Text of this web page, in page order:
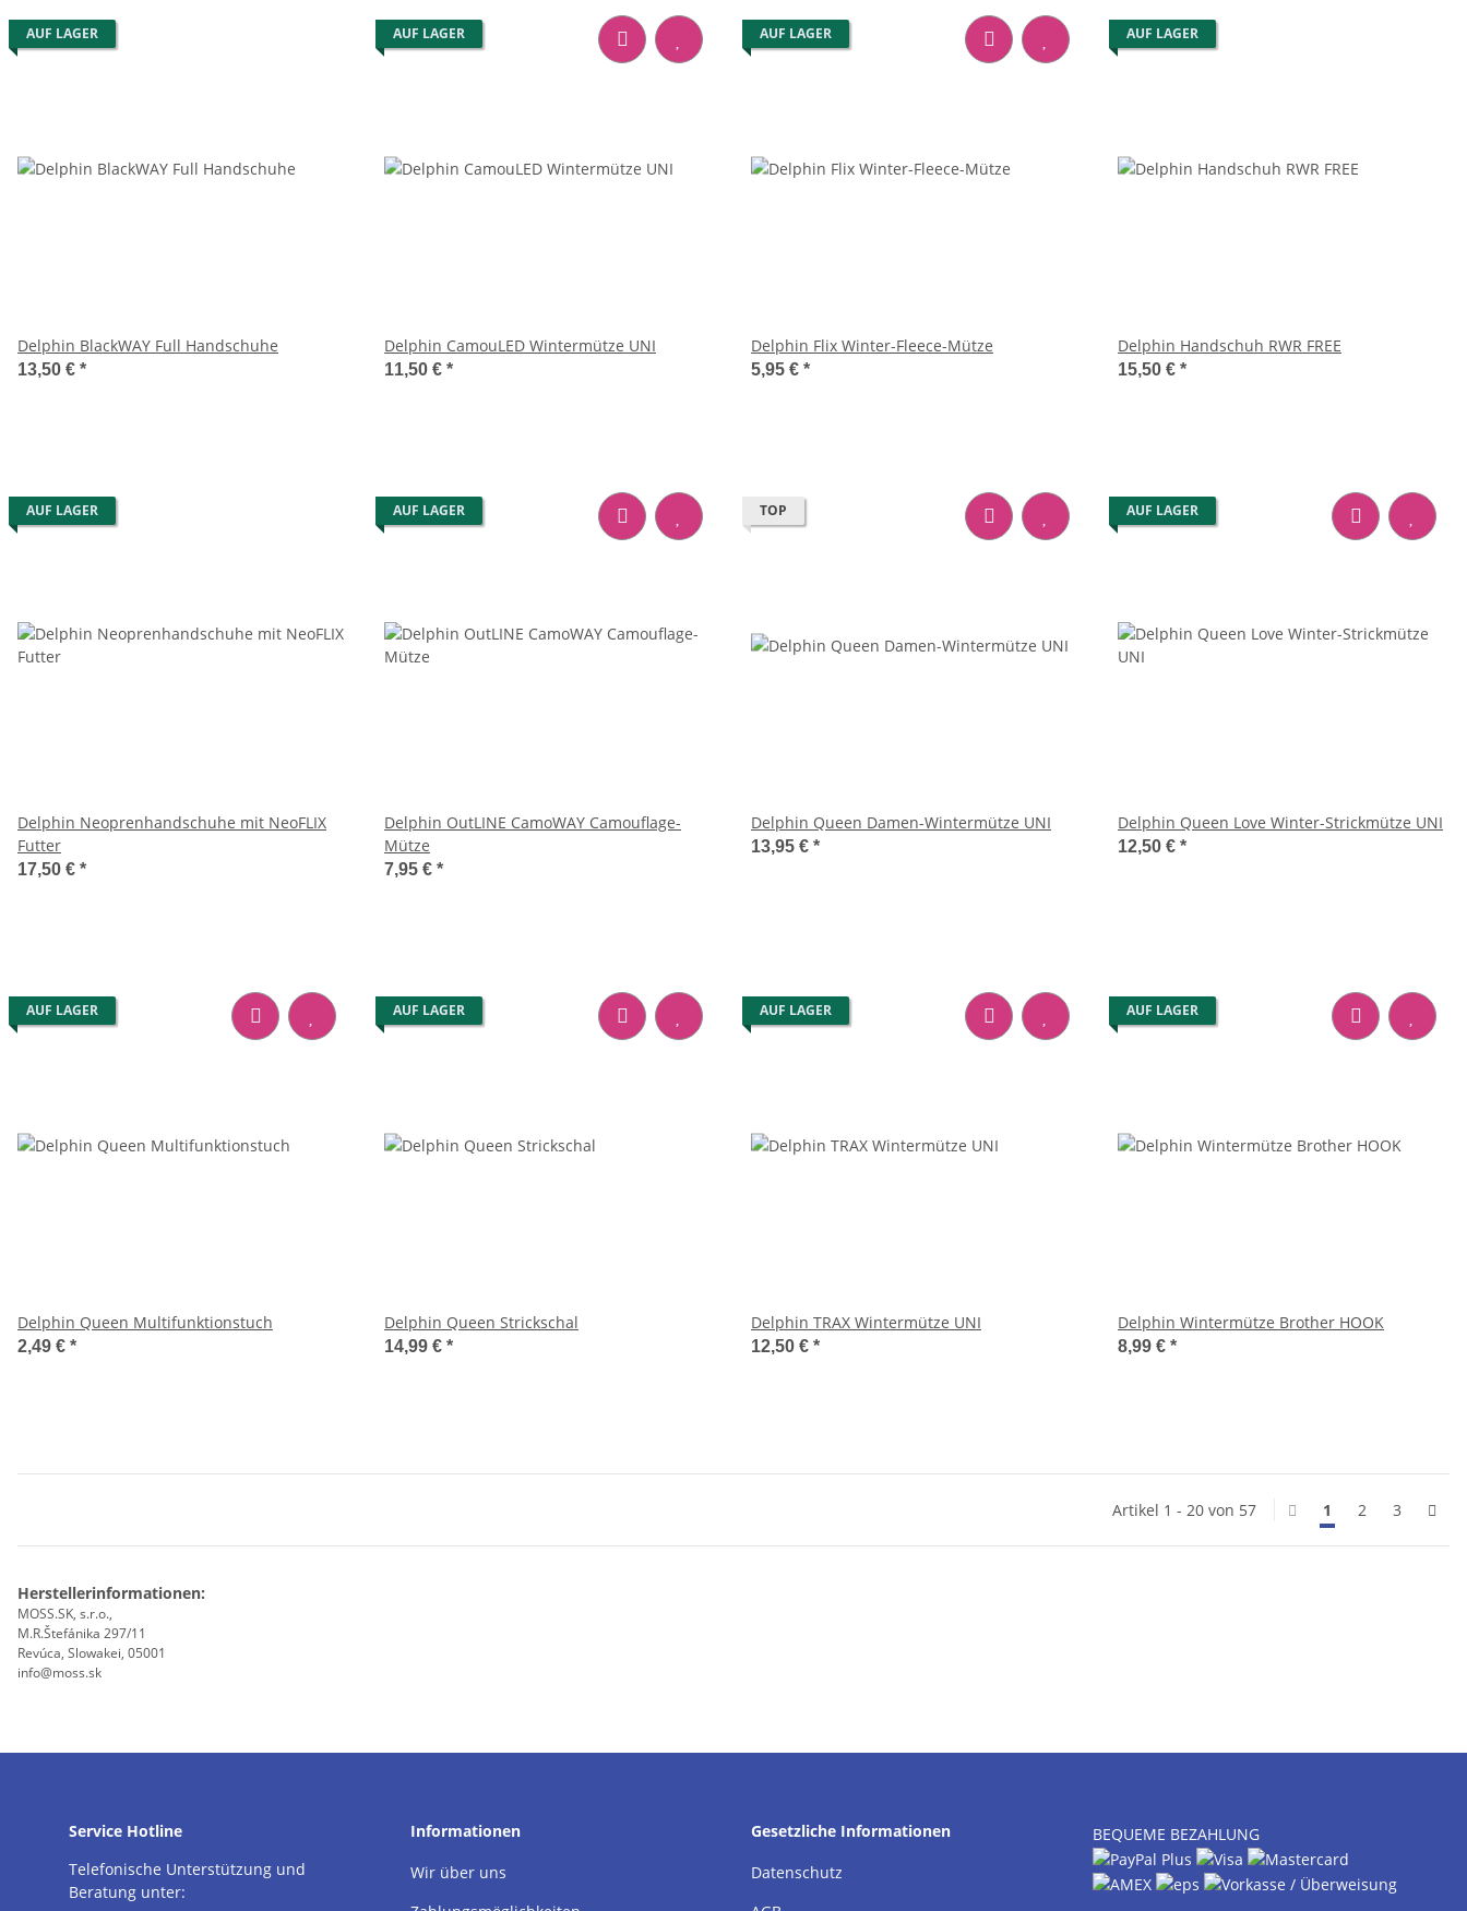
AUF LAGER
Delphin BlackWAY Full Handschuhe
13,50 € *
AUF LAGER
Delphin CamouLED Wintermütze UNI
11,50 € *
AUF LAGER
Delphin Flix Winter-Fleece-Mütze
5,95 € *
AUF LAGER
Delphin Handschuh RWR FREE
15,50 € *
AUF LAGER
Delphin Neoprenhandschuhe mit NeoFLIX
Futter
17,50 € *
AUF LAGER
Delphin OutLINE CamoWAY Camouflage-
Mütze
7,95 € *
TOP
Delphin Queen Damen-Wintermütze UNI
13,95 € *
AUF LAGER
Delphin Queen Love Winter-Strickmütze UNI
12,50 € *
AUF LAGER
Delphin Queen Multifunktionstuch
2,49 € *
AUF LAGER
Delphin Queen Strickschal
14,99 € *
AUF LAGER
Delphin TRAX Wintermütze UNI
12,50 € *
AUF LAGER
Delphin Wintermütze Brother HOOK
8,99 € *
Artikel 1 - 20 von 57 1 2 3
Herstellerinformationen:
MOSS.SK, s.r.o.,
M.R.Štefánika 297/11
Revúca, Slowakei, 05001
info@moss.sk
Service Hotline
Telefonische Unterstützung und
Beratung unter:
Informationen
Wir über uns
Gesetzliche Informationen
Datenschutz
BEQUEME BEZAHLUNG